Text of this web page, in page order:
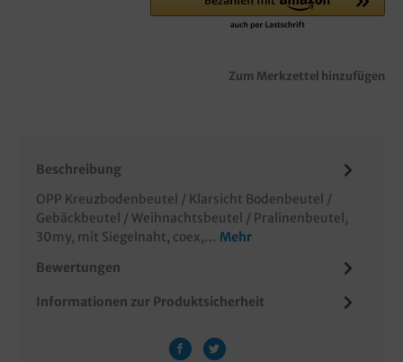
Zum Merkzettel hinzufügen
Beschreibung
OPP Kreuzbodenbeutel / Klarsicht Bodenbeutel /
Gebäckbeutel / Weihnachtsbeutel / Pralinenbeutel,
30my, mit Siegelnaht, coex,… Mehr
Bewertungen
Informationen zur Produktsicherheit